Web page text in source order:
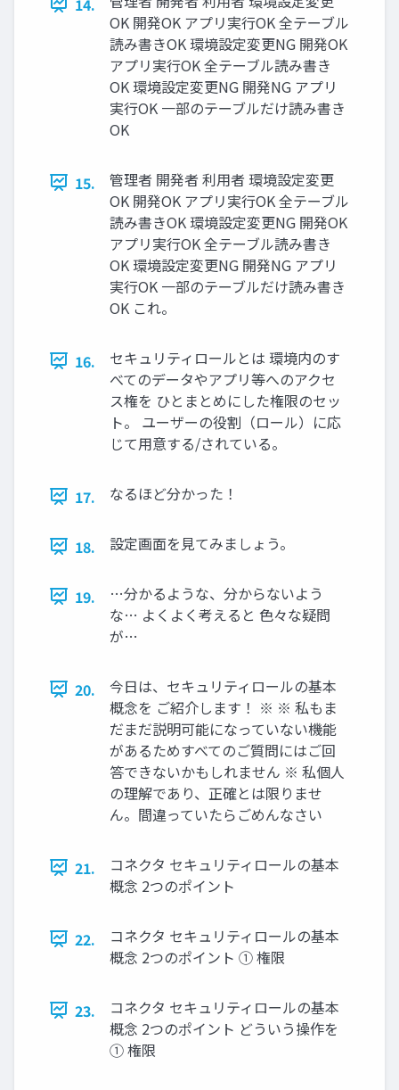
OK 開発OK アプリ実行OK 全テーブル
読み書きOK 環境設定変更NG 開発OK
アプリ実行OK 全テーブル読み書き
OK 環境設定変更NG 開発NG アプリ
実行OK 一部のテーブルだけ読み書き
OK
15.
管理者 開発者 利用者 環境設定変更
OK 開発OK アプリ実行OK 全テーブル
読み書きOK 環境設定変更NG 開発OK
アプリ実行OK 全テーブル読み書き
OK 環境設定変更NG 開発NG アプリ
実行OK 一部のテーブルだけ読み書き
OK これ。
16.
セキュリティロールとは 環境内のす
べてのデータやアプリ等へのアクセ
ス権を ひとまとめにした権限のセッ
ト。 ユーザーの役割（ロール）に応
じて用意する/されている。
17. なるほど分かった！
18. 設定画面を見てみましょう。
19.
…分かるような、分からないよう
な… よくよく考えると 色々な疑問
が…
20.
今日は、セキュリティロールの基本
概念を ご紹介します！ ※ ※ 私もま
だまだ説明可能になっていない機能
があるためすべてのご質問にはご回
答できないかもしれません ※ 私個人
の理解であり、正確とは限りませ
ん。間違っていたらごめんなさい
21.
コネクタ セキュリティロールの基本
概念 2つのポイント
22.
コネクタ セキュリティロールの基本
概念 2つのポイント ① 権限
23.
コネクタ セキュリティロールの基本
概念 2つのポイント どういう操作を
① 権限